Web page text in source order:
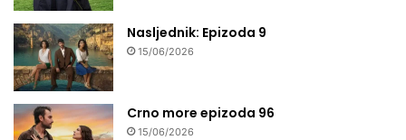
Nasljednik: Epizoda 9
15/06/2026
Crno more epizoda 96
15/06/2026